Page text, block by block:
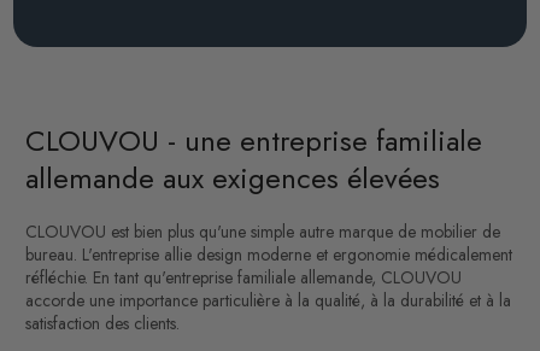
CLOUVOU - une entreprise familiale
allemande aux exigences élevées
CLOUVOU est bien plus qu'une simple autre marque de mobilier de
bureau. L'entreprise allie design moderne et ergonomie médicalement
réfléchie. En tant qu'entreprise familiale allemande, CLOUVOU
accorde une importance particulière à la qualité, à la durabilité et à la
satisfaction des clients.